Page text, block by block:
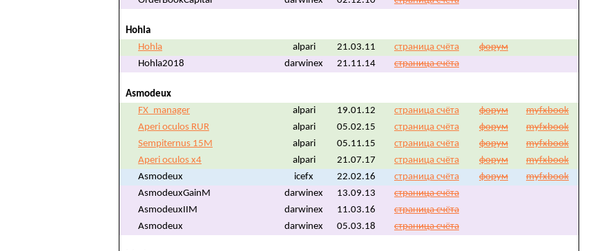
Hohla
Hohla
alpari 21.03.11 страница счёта
форум
Hohla2018
darwinex 21.11.14 страница счёта
Asmodeux
FX_manager
alpari 19.01.12 страница счёта форум
myfxbook
Aperi oculos RUR
alpari 05.02.15 страница счёта форум
myfxbook
Sempiternus 15M
alpari 05.11.15 страница счёта форум
myfxbook
Aperi oculos x4
alpari 21.07.17 страница счёта форум
myfxbook
Asmodeux
icefx 22.02.16 страница счёта форум
myfxbook
AsmodeuxGainM
darwinex 13.09.13
страница счёта
AsmodeuxIIM
darwinex 11.03.16
страница счёта
Asmodeux
darwinex 05.03.18 страница счёта